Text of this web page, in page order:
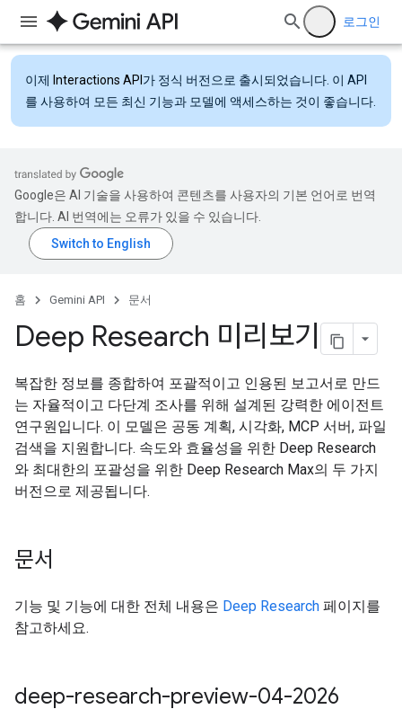
로그인
이제 Interactions API 가 정식 버전으로 출시되었습니다. 이 API
를 사용하여 모든 최신 기능과 모델에 액세스하는 것이 좋습니다.
Google은 AI 기술을 사용하여 콘텐츠를 사용자의 기본 언어로 번역
합니다. AI 번역에는 오류가 있을 수 있습니다.
홈 Gemini API 문서
Deep Research 미리보기
복잡한 정보를 종합하여 포괄적이고 인용된 보고서로 만드
는 자율적이고 다단계 조사를 위해 설계된 강력한 에이전트
연구원입니다. 이 모델은 공동 계획, 시각화, MCP 서버, 파일
검색을 지원합니다. 속도와 효율성을 위한 Deep Research
와 최대한의 포괄성을 위한 Deep Research Max의 두 가지
버전으로 제공됩니다.
문서
기능 및 기능에 대한 전체 내용은 Deep Research 페이지를
참고하세요.
deep-research-preview-04-2026